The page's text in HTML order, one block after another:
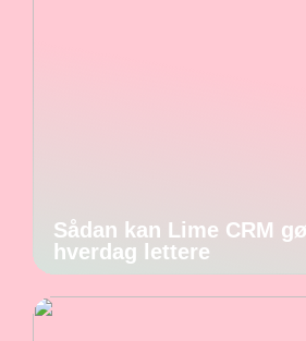
Sådan kan Lime CRM
hverdag lettere